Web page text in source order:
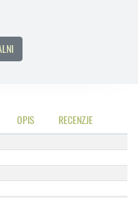
OPIS RECENZJE